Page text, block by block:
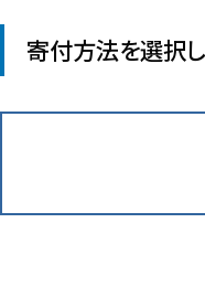
寄付方法を選択